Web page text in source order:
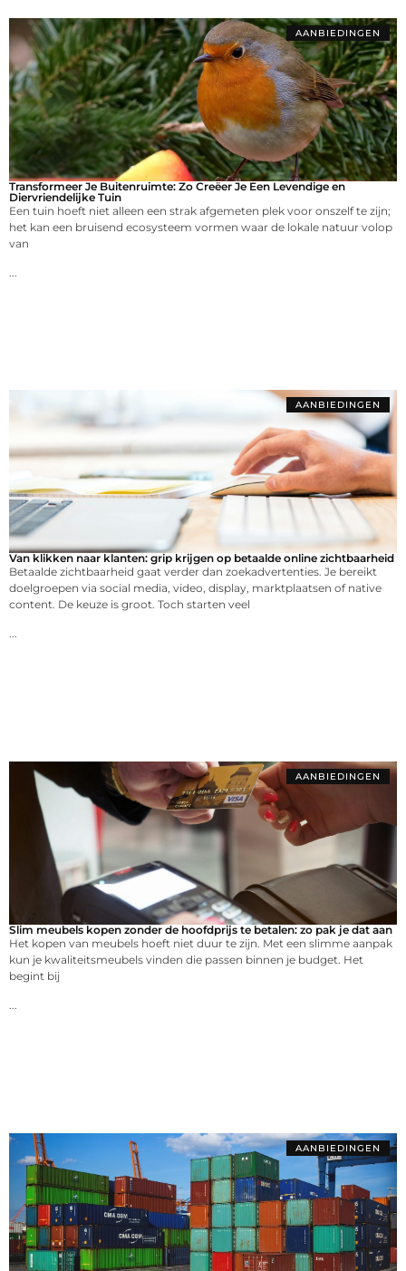
AANBIEDINGEN
Transformeer Je Buitenruimte: Zo Creëer Je Een Levendige en
Diervriendelijke Tuin
Een tuin hoeft niet alleen een strak afgemeten plek voor onszelf te zijn;
het kan een bruisend ecosysteem vormen waar de lokale natuur volop
van
...
AANBIEDINGEN
Van klikken naar klanten: grip krijgen op betaalde online zichtbaarheid
Betaalde zichtbaarheid gaat verder dan zoekadvertenties. Je bereikt
doelgroepen via social media, video, display, marktplaatsen of native
content. De keuze is groot. Toch starten veel
...
AANBIEDINGEN
Slim meubels kopen zonder de hoofdprijs te betalen: zo pak je dat aan
Het kopen van meubels hoeft niet duur te zijn. Met een slimme aanpak
kun je kwaliteitsmeubels vinden die passen binnen je budget. Het
begint bij
...
AANBIEDINGEN